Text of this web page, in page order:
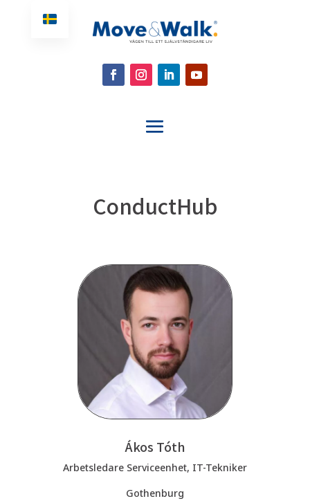
ConductHub
Ákos Tóth
Arbetsledare Serviceenhet, IT-Tekniker
Gothenburg